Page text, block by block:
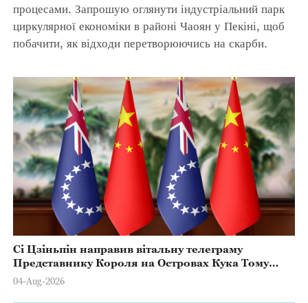
процесами. Запрошую оглянути індустріальний парк
циркулярної економіки в районі Чаоян у Пекіні, щоб
побачити, як відходи перетворюючись на скарби.
Сі Цзіньпін направив вітальну телеграму
Представнику Короля на Островах Кука Тому
Марстерсу з нагоди Дня Конституції
04-Aug-2026